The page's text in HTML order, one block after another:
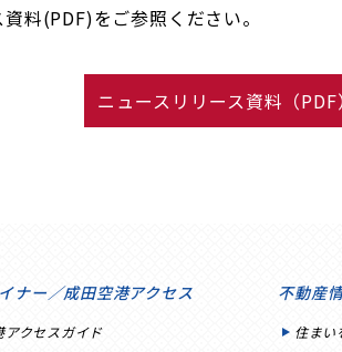
料(PDF)をご参照ください。
ニュースリリース資料（
ナー／成田空港アクセス
アクセスガイド
不動産
住まい